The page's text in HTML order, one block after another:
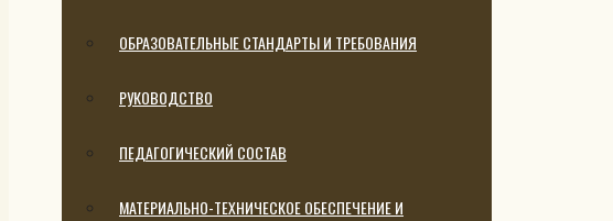
ОБРАЗОВАТЕЛЬНЫЕ СТАНДАРТЫ И ТРЕБОВАНИЯ
РУКОВОДСТВО
ПЕДАГОГИЧЕСКИЙ СОСТАВ
МАТЕРИАЛЬНО-ТЕХНИЧЕСКОЕ ОБЕСПЕЧЕНИЕ И